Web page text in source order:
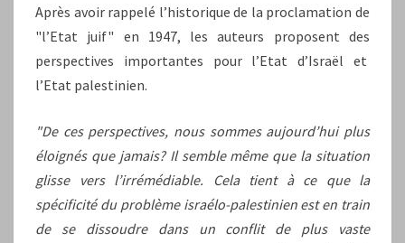
Après avoir rappelé l’historique de la proclamation de
"l’Etat juif" en 1947, les auteurs proposent des
perspectives importantes pour l’Etat d’Israël et
l’Etat palestinien.
"De ces perspectives, nous sommes aujourd’hui plus
éloignés que jamais? Il semble même que la situation
glisse vers l’irrémédiable. Cela tient à ce que la
spécificité du problème israélo-palestinien est en train
de se dissoudre dans un conflit de plus vaste